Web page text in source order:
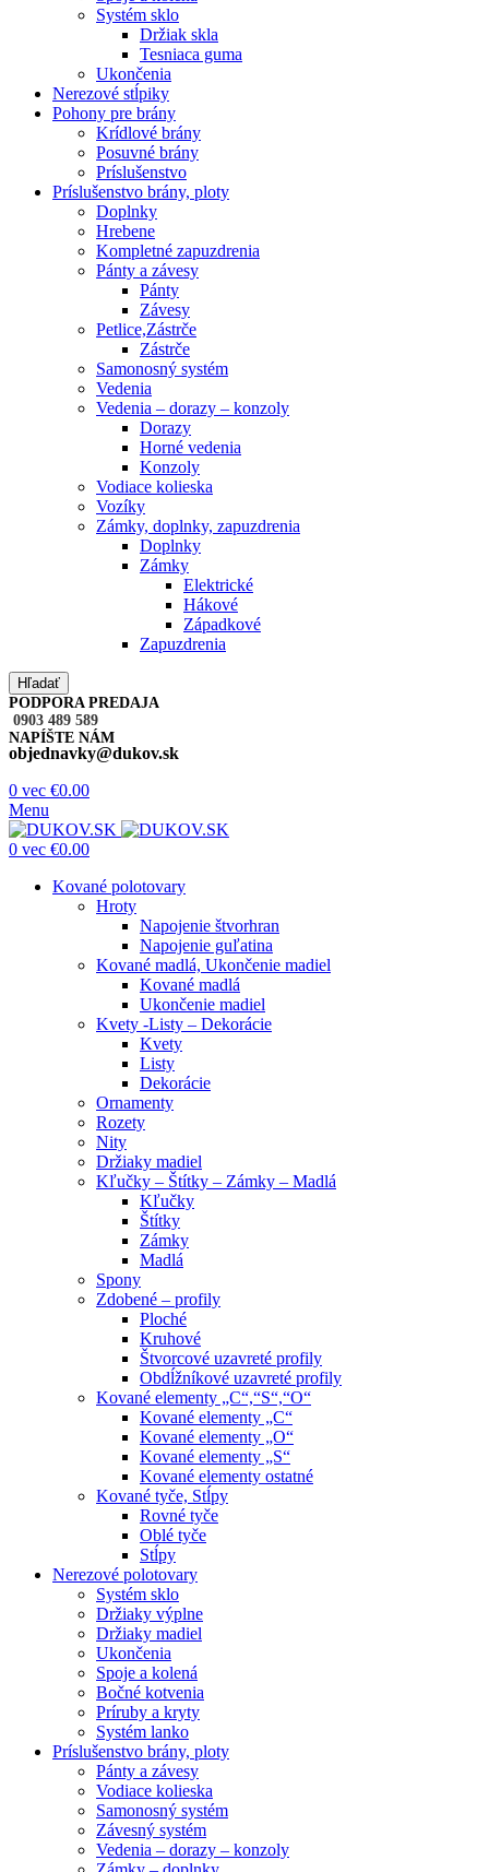
Systém sklo
Držiak skla
Tesniaca guma
Ukončenia
Nerezové stĺpiky
Pohony pre brány
Krídlové brány
Posuvné brány
Príslušenstvo
Príslušenstvo brány, ploty
Doplnky
Hrebene
Kompletné zapuzdrenia
Pánty a závesy
Pánty
Závesy
Petlice,Zástrče
Zástrče
Samonosný systém
Vedenia
Vedenia – dorazy – konzoly
Dorazy
Horné vedenia
Konzoly
Vodiace kolieska
Vozíky
Zámky, doplnky, zapuzdrenia
Doplnky
Zámky
Elektrické
Hákové
Západkové
Zapuzdrenia
Hľadať
PODPORA PREDAJA
0903 489 589
NAPÍŠTE NÁM
objednavky@dukov.sk
0 vec €0.00
Menu
0 vec €0.00
Kované polotovary
Hroty
Napojenie štvorhran
Napojenie guľatina
Kované madlá, Ukončenie madiel
Kované madlá
Ukončenie madiel
Kvety -Listy – Dekorácie
Kvety
Listy
Dekorácie
Ornamenty
Rozety
Nity
Držiaky madiel
Kľučky – Štítky – Zámky – Madlá
Kľučky
Štítky
Zámky
Madlá
Spony
Zdobené – profily
Ploché
Kruhové
Štvorcové uzavreté profily
Obdĺžníkové uzavreté profily
Kované elementy „C“,“S“,“O“
Kované elementy „C“
Kované elementy „O“
Kované elementy „S“
Kované elementy ostatné
Kované tyče, Stĺpy
Rovné tyče
Oblé tyče
Stĺpy
Nerezové polotovary
Systém sklo
Držiaky výplne
Držiaky madiel
Ukončenia
Spoje a kolená
Bočné kotvenia
Príruby a kryty
Systém lanko
Príslušenstvo brány, ploty
Pánty a závesy
Vodiace kolieska
Samonosný systém
Závesný systém
Vedenia – dorazy – konzoly